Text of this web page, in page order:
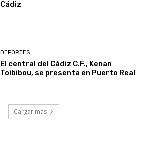
Cádiz
DEPORTES
El central del Cádiz C.F., Kenan
Toibibou, se presenta en Puerto Real
Cargar más